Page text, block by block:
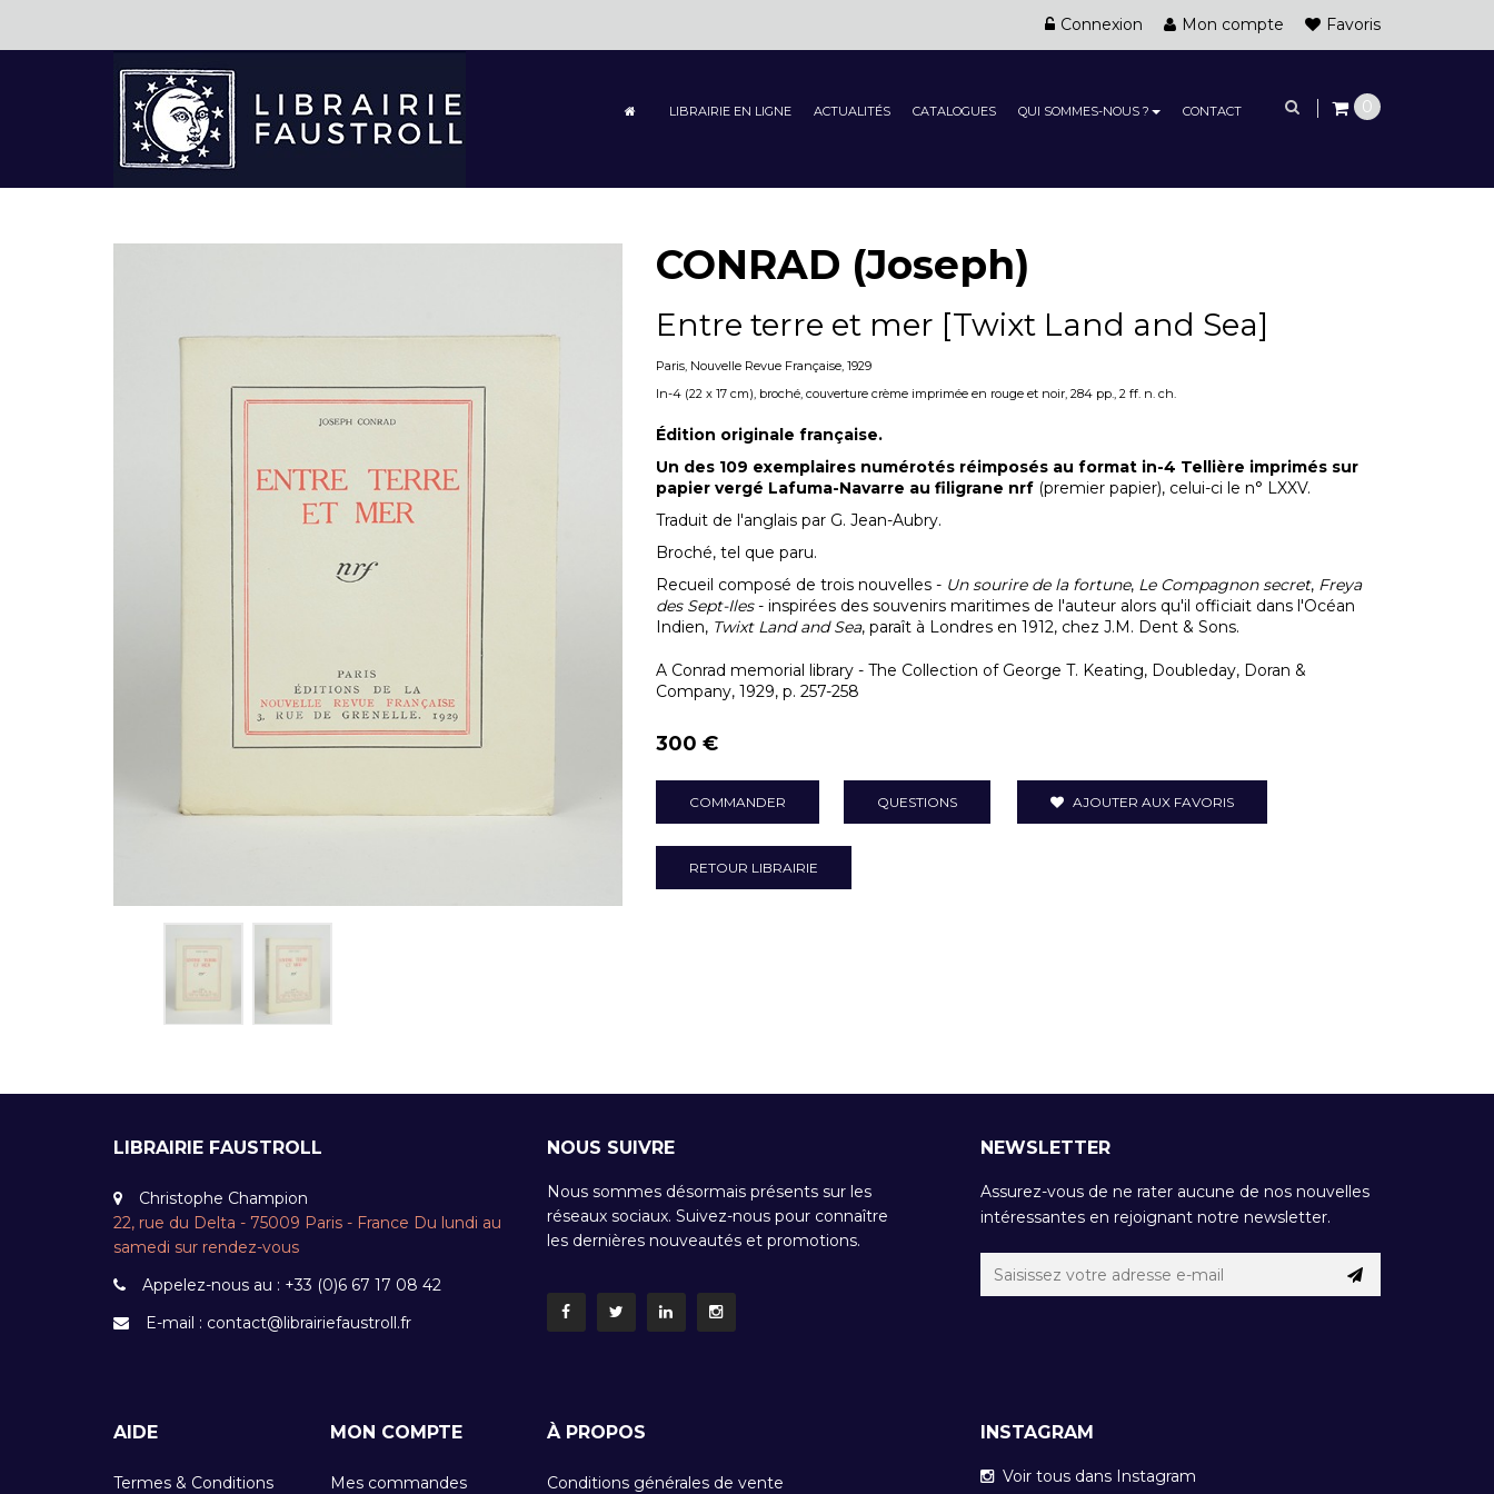
Connexion Mon compte Favoris
LIBRAIRIE EN LIGNE ACTUALITÉS CATALOGUES QUI SOMMES-NOUS ? CONTACT 0
CONRAD (Joseph)
Entre terre et mer [Twixt Land and Sea]
Paris, Nouvelle Revue Française, 1929
In-4 (22 x 17 cm), broché, couverture crème imprimée en rouge et noir, 284 pp., 2 ff. n. ch.
Édition originale française.
Un des 109 exemplaires numérotés réimposés au format in-4 Tellière imprimés sur
papier vergé Lafuma-Navarre au filigrane nrf(premier papier), celui-ci le n° LXXV.
Traduit de l'anglais par G. Jean-Aubry.
Broché, tel que paru.
Recueil composé de trois nouvelles - Un sourire de la fortune, Le Compagnon secret, Freya
des Sept-Iles- inspirées des souvenirs maritimes de l'auteur alors qu'il officiait dans l'Océan
Indien, Twixt Land and Sea, paraît à Londres en 1912, chez J.M. Dent & Sons.
A Conrad memorial library - The Collection of George T. Keating, Doubleday, Doran &
Company, 1929, p. 257-258
300 €
COMMANDER QUESTIONS AJOUTER AUX FAVORIS
RETOUR LIBRAIRIE
LIBRAIRIE FAUSTROLL
Christophe Champion
22, rue du Delta - 75009 Paris - France Du lundi au
samedi sur rendez-vous
Appelez-nous au : +33 (0)6 67 17 08 42
E-mail : contact@librairiefaustroll.fr
NOUS SUIVRE
Nous sommes désormais présents sur les
réseaux sociaux. Suivez-nous pour connaître
les dernières nouveautés et promotions.
NEWSLETTER
Assurez-vous de ne rater aucune de nos nouvelles
intéressantes en rejoignant notre newsletter.
AIDE
Termes & Conditions
MON COMPTE
Mes commandes
À PROPOS
Conditions générales de vente
INSTAGRAM
Voir tous dans Instagram